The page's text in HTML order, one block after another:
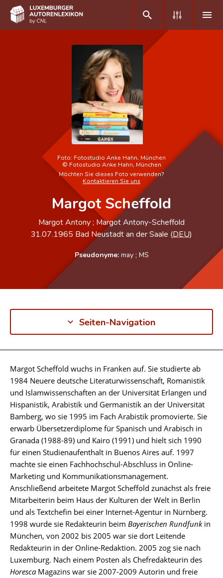
Autor(inn)en A-Z
Erweiterte Suche
Häufige Fragen und Antworten
Forschungsgruppe
Foto: Fotostudio Anke Hahn, München
© Fotostudio Anke Hahn, München
Möchten Sie dieses Foto verwenden?
Kontaktieren Sie uns
Margot Scheffold
Margot Antony ; Margot Antony-Scheffold
31.07.1965 Bad Neustadt an der Saale (DEU)
Pseudonyme: may; MS
Seiten-Navigation
Biographie
Margot Scheffold wuchs in Franken auf. Sie studierte ab
1984 Neuere deutsche Literaturwissenschaft, Romanistik
und Islamwissenschaften an der Universität Erlangen und
Hispanistik, Arabistik und Germanistik an der Universität
Bamberg, wo sie 1995 im Fach Arabistik promovierte. Sie
erwarb Übersetzerdiplome für Spanisch und Arabisch in
Granada (1988-89) und Kairo (1991) und hielt sich 1990
für einen Studienaufenthalt in Buenos Aires auf. 1997
machte sie einen Fachhochschul-Abschluss in Online-
Marketing und Kommunikationsmanagement.
Anschließend arbeitete Margot Scheffold zunächst als freie
Mitarbeiterin beim Haus der Kulturen der Welt in Berlin
und als Textchefin bei einer Internet-Agentur in Nürnberg.
1998 wurde sie Redakteurin beim Bayerischen Rundfunk in
München, von 2002 bis 2005 war sie dort Leitende
Redakteurin in der Online-Redaktion. 2005 zog sie nach
Luxemburg. Nach einem Posten als Chefredakteurin des
Horesca Magazins war sie 2007-2009 Autorin und freie